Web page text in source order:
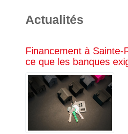
Actualités
Financement à Sainte-
ce que les banques